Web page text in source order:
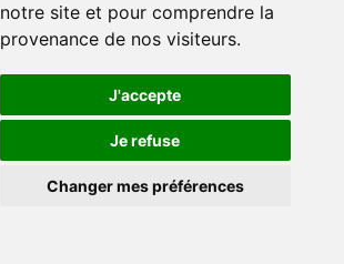
notre site et pour comprendre la
provenance de nos visiteurs.
J'accepte
Je refuse
Changer mes préférences